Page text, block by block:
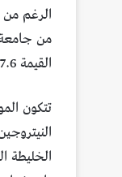
الرغم
من
القيمة 17.6 تسلا. البحث تم نشره في مجلة Superconductor Science and Technology.
تتكون
الخليطة